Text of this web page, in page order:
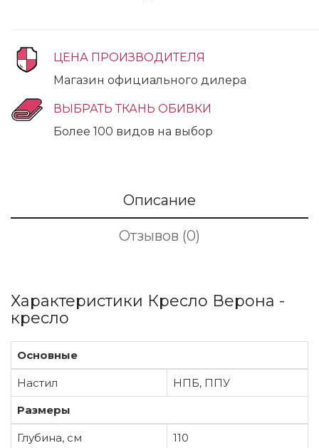
ЦЕНА ПРОИЗВОДИТЕЛЯ
Магазин официального дилера
ВЫБРАТЬ ТКАНЬ ОБИВКИ
Более 100 видов на выбор
Описание
Отзывов (0)
Характеристики Кресло Верона -
кресло
Основные
Настил
НПБ, ППУ
Размеры
Глубина, см
110